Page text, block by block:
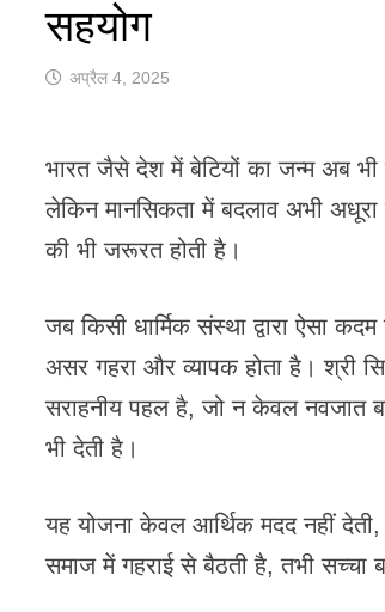
सहयोग
अप्रैल 4, 2025
भारत जैसे देश में बेटियों का जन्म अब
लेकिन मानसिकता में बदलाव अभी अधूरा
की भी जरूरत होती है।
जब किसी धार्मिक संस्था द्वारा ऐसा
असर गहरा और व्यापक होता है। श्री
सराहनीय पहल है, जो न केवल नवजात
भी देती है।
यह योजना केवल आर्थिक मदद नहीं देती,
समाज में गहराई से बैठती है, तभी सच्चा